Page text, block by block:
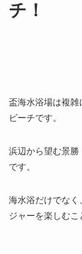
チ！
盃海水浴場は複
ビーチです。
浜辺から望む景勝
です。
海水浴だけでなく
ジャーを楽しむこ